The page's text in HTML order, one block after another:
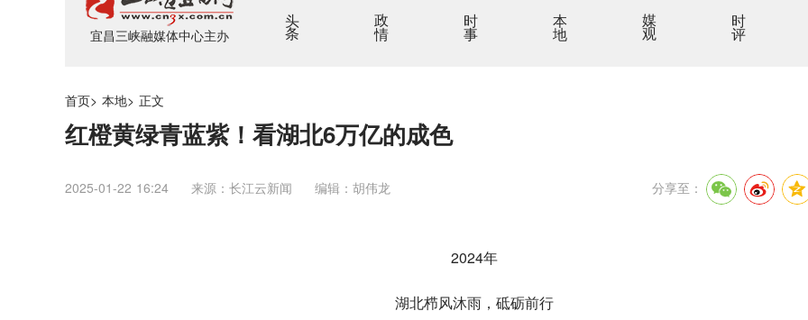
宜昌三峡融媒体中心主办
头条 政情 时事 本地 媒观 时评
首页> 本地> 正文
红橙黄绿青蓝紫！看湖北6万亿的成色
2025-01-22 16:24 来源：​长江云新闻 编辑：胡伟龙 分享至：
2024年
湖北栉风沐雨，砥砺前行